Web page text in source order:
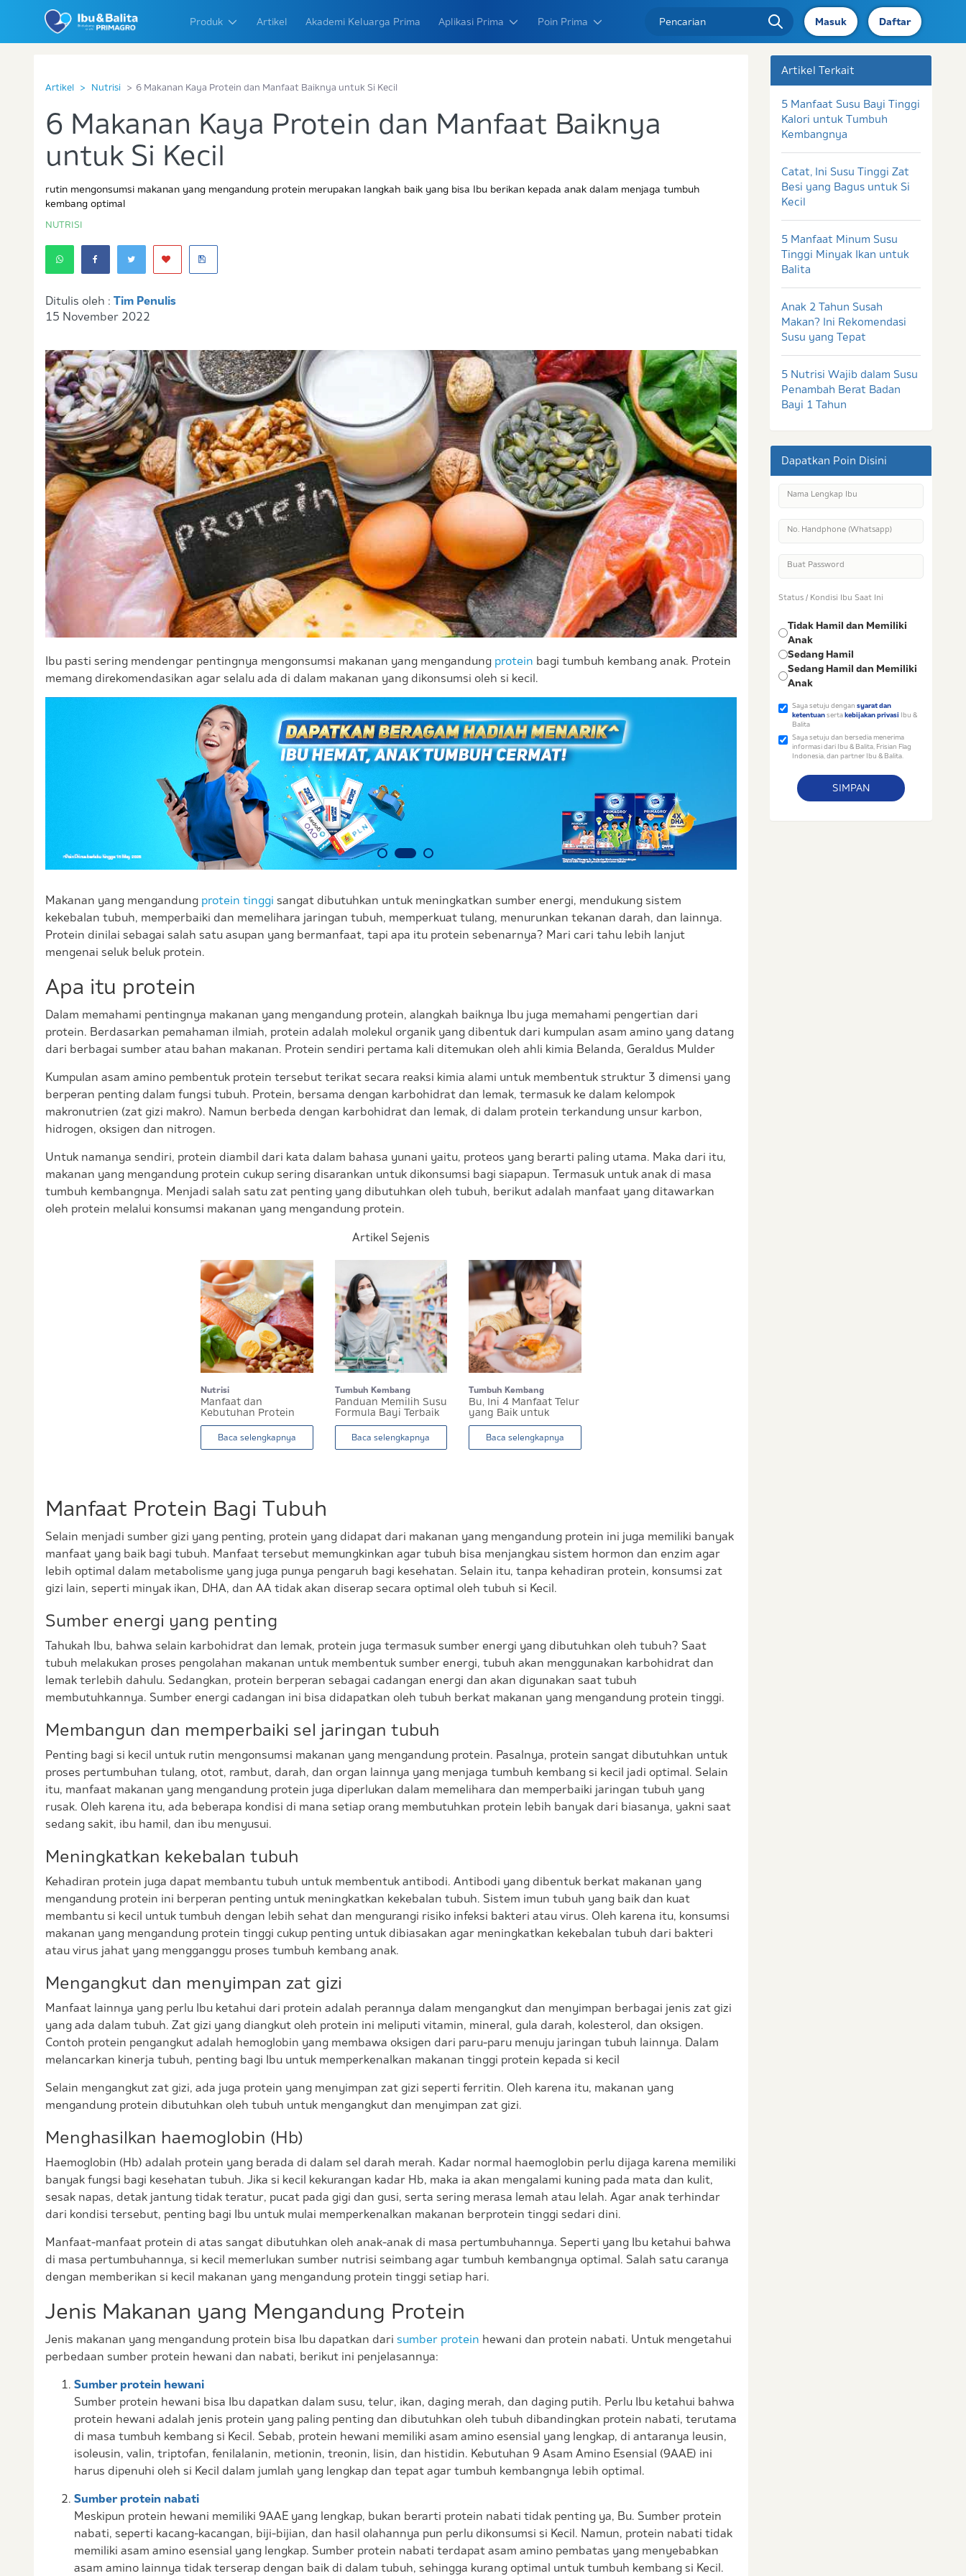
Produk Artikel Akademi Keluarga Prima Aplikasi Prima Poin Prima Masuk Daftar
Artikel Nutrisi 6 Makanan Kaya Protein dan Manfaat Baiknya untuk Si Kecil
6 Makanan Kaya Protein dan Manfaat Baiknya
untuk Si Kecil
rutin mengonsumsi makanan yang mengandung protein merupakan langkah baik yang bisa Ibu berikan kepada anak dalam menjaga tumbuh
kembang optimal
NUTRISI
Ditulis oleh : Tim Penulis
15 November 2022
Ibu pasti sering mendengar pentingnya mengonsumsi makanan yang mengandung protein bagi tumbuh kembang anak. Protein
memang direkomendasikan agar selalu ada di dalam makanan yang dikonsumsi oleh si kecil.
Makanan yang mengandung protein tinggi sangat dibutuhkan untuk meningkatkan sumber energi, mendukung sistem
kekebalan tubuh, memperbaiki dan memelihara jaringan tubuh, memperkuat tulang, menurunkan tekanan darah, dan lainnya.
Protein dinilai sebagai salah satu asupan yang bermanfaat, tapi apa itu protein sebenarnya? Mari cari tahu lebih lanjut
mengenai seluk beluk protein.
Apa itu protein
Dalam memahami pentingnya makanan yang mengandung protein, alangkah baiknya Ibu juga memahami pengertian dari
protein. Berdasarkan pemahaman ilmiah, protein adalah molekul organik yang dibentuk dari kumpulan asam amino yang datang
dari berbagai sumber atau bahan makanan. Protein sendiri pertama kali ditemukan oleh ahli kimia Belanda, Geraldus Mulder
Kumpulan asam amino pembentuk protein tersebut terikat secara reaksi kimia alami untuk membentuk struktur 3 dimensi yang
berperan penting dalam fungsi tubuh. Protein, bersama dengan karbohidrat dan lemak, termasuk ke dalam kelompok
makronutrien (zat gizi makro). Namun berbeda dengan karbohidrat dan lemak, di dalam protein terkandung unsur karbon,
hidrogen, oksigen dan nitrogen.
Untuk namanya sendiri, protein diambil dari kata dalam bahasa yunani yaitu, proteos yang berarti paling utama. Maka dari itu,
makanan yang mengandung protein cukup sering disarankan untuk dikonsumsi bagi siapapun. Termasuk untuk anak di masa
tumbuh kembangnya. Menjadi salah satu zat penting yang dibutuhkan oleh tubuh, berikut adalah manfaat yang ditawarkan
oleh protein melalui konsumsi makanan yang mengandung protein.
Artikel Sejenis
Nutrisi
Manfaat dan
Kebutuhan Protein
Anak yang Perlu I...
Baca selengkapnya
Tumbuh Kembang
Panduan Memilih Susu
Formula Bayi Terbaik
Sesua...
Baca selengkapnya
Tumbuh Kembang
Bu, Ini 4 Manfaat Telur
yang Baik untuk
Kesehat...
Baca selengkapnya
Manfaat Protein Bagi Tubuh
Selain menjadi sumber gizi yang penting, protein yang didapat dari makanan yang mengandung protein ini juga memiliki banyak
manfaat yang baik bagi tubuh. Manfaat tersebut memungkinkan agar tubuh bisa menjangkau sistem hormon dan enzim agar
lebih optimal dalam metabolisme yang juga punya pengaruh bagi kesehatan. Selain itu, tanpa kehadiran protein, konsumsi zat
gizi lain, seperti minyak ikan, DHA, dan AA tidak akan diserap secara optimal oleh tubuh si Kecil.
Sumber energi yang penting
Tahukah Ibu, bahwa selain karbohidrat dan lemak, protein juga termasuk sumber energi yang dibutuhkan oleh tubuh? Saat
tubuh melakukan proses pengolahan makanan untuk membentuk sumber energi, tubuh akan menggunakan karbohidrat dan
lemak terlebih dahulu. Sedangkan, protein berperan sebagai cadangan energi dan akan digunakan saat tubuh
membutuhkannya. Sumber energi cadangan ini bisa didapatkan oleh tubuh berkat makanan yang mengandung protein tinggi.
Membangun dan memperbaiki sel jaringan tubuh
Penting bagi si kecil untuk rutin mengonsumsi makanan yang mengandung protein. Pasalnya, protein sangat dibutuhkan untuk
proses pertumbuhan tulang, otot, rambut, darah, dan organ lainnya yang menjaga tumbuh kembang si kecil jadi optimal. Selain
itu, manfaat makanan yang mengandung protein juga diperlukan dalam memelihara dan memperbaiki jaringan tubuh yang
rusak. Oleh karena itu, ada beberapa kondisi di mana setiap orang membutuhkan protein lebih banyak dari biasanya, yakni saat
sedang sakit, ibu hamil, dan ibu menyusui.
Meningkatkan kekebalan tubuh
Kehadiran protein juga dapat membantu tubuh untuk membentuk antibodi. Antibodi yang dibentuk berkat makanan yang
mengandung protein ini berperan penting untuk meningkatkan kekebalan tubuh. Sistem imun tubuh yang baik dan kuat
membantu si kecil untuk tumbuh dengan lebih sehat dan mengurangi risiko infeksi bakteri atau virus. Oleh karena itu, konsumsi
makanan yang mengandung protein tinggi cukup penting untuk dibiasakan agar meningkatkan kekebalan tubuh dari bakteri
atau virus jahat yang mengganggu proses tumbuh kembang anak.
Mengangkut dan menyimpan zat gizi
Manfaat lainnya yang perlu Ibu ketahui dari protein adalah perannya dalam mengangkut dan menyimpan berbagai jenis zat gizi
yang ada dalam tubuh. Zat gizi yang diangkut oleh protein ini meliputi vitamin, mineral, gula darah, kolesterol, dan oksigen.
Contoh protein pengangkut adalah hemoglobin yang membawa oksigen dari paru-paru menuju jaringan tubuh lainnya. Dalam
melancarkan kinerja tubuh, penting bagi Ibu untuk memperkenalkan makanan tinggi protein kepada si kecil
Selain mengangkut zat gizi, ada juga protein yang menyimpan zat gizi seperti ferritin. Oleh karena itu, makanan yang
mengandung protein dibutuhkan oleh tubuh untuk mengangkut dan menyimpan zat gizi.
Menghasilkan haemoglobin (Hb)
Haemoglobin (Hb) adalah protein yang berada di dalam sel darah merah. Kadar normal haemoglobin perlu dijaga karena memiliki
banyak fungsi bagi kesehatan tubuh. Jika si kecil kekurangan kadar Hb, maka ia akan mengalami kuning pada mata dan kulit,
sesak napas, detak jantung tidak teratur, pucat pada gigi dan gusi, serta sering merasa lemah atau lelah. Agar anak terhindar
dari kondisi tersebut, penting bagi Ibu untuk mulai memperkenalkan makanan berprotein tinggi sedari dini.
Manfaat-manfaat protein di atas sangat dibutuhkan oleh anak-anak di masa pertumbuhannya. Seperti yang Ibu ketahui bahwa
di masa pertumbuhannya, si kecil memerlukan sumber nutrisi seimbang agar tumbuh kembangnya optimal. Salah satu caranya
dengan memberikan si kecil makanan yang mengandung protein tinggi setiap hari.
Jenis Makanan yang Mengandung Protein
Jenis makanan yang mengandung protein bisa Ibu dapatkan dari sumber protein hewani dan protein nabati. Untuk mengetahui
perbedaan sumber protein hewani dan nabati, berikut ini penjelasannya:
Sumber protein hewani
Sumber protein hewani bisa Ibu dapatkan dalam susu, telur, ikan, daging merah, dan daging putih. Perlu Ibu ketahui bahwa
protein hewani adalah jenis protein yang paling penting dan dibutuhkan oleh tubuh dibandingkan protein nabati, terutama
di masa tumbuh kembang si Kecil. Sebab, protein hewani memiliki asam amino esensial yang lengkap, di antaranya leusin,
isoleusin, valin, triptofan, fenilalanin, metionin, treonin, lisin, dan histidin. Kebutuhan 9 Asam Amino Esensial (9AAE) ini
harus dipenuhi oleh si Kecil dalam jumlah yang lengkap dan tepat agar tumbuh kembangnya lebih optimal.
Sumber protein nabati
Meskipun protein hewani memiliki 9AAE yang lengkap, bukan berarti protein nabati tidak penting ya, Bu. Sumber protein
nabati, seperti kacang-kacangan, biji-bijian, dan hasil olahannya pun perlu dikonsumsi si Kecil. Namun, protein nabati tidak
memiliki asam amino esensial yang lengkap. Sumber protein nabati terdapat asam amino pembatas yang menyebabkan
asam amino lainnya tidak terserap dengan baik di dalam tubuh, sehingga kurang optimal untuk tumbuh kembang si Kecil.
Artikel Terkait
5 Manfaat Susu Bayi Tinggi
Kalori untuk Tumbuh
Kembangnya
Catat, Ini Susu Tinggi Zat
Besi yang Bagus untuk Si
Kecil
5 Manfaat Minum Susu
Tinggi Minyak Ikan untuk
Balita
Anak 2 Tahun Susah
Makan? Ini Rekomendasi
Susu yang Tepat
5 Nutrisi Wajib dalam Susu
Penambah Berat Badan
Bayi 1 Tahun
Dapatkan Poin Disini
Nama Lengkap Ibu
No. Handphone (Whatsapp)
Buat Password
Status / Kondisi Ibu Saat Ini
Tidak Hamil dan Memiliki
Anak
Sedang Hamil
Sedang Hamil dan Memiliki
Anak
Saya setuju dengan syarat dan
ketentuansertakebijakan privasi Ibu &
Balita
Saya setuju dan bersedia menerima
informasi dari Ibu & Balita, Frisian Flag
Indonesia, dan partner Ibu & Balita.